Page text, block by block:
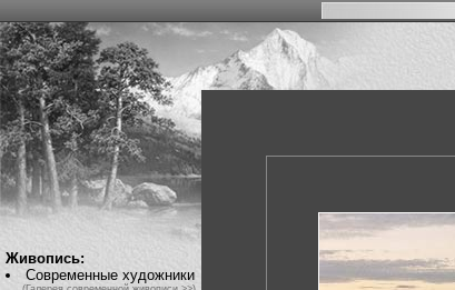
Живопись:
Современные художники